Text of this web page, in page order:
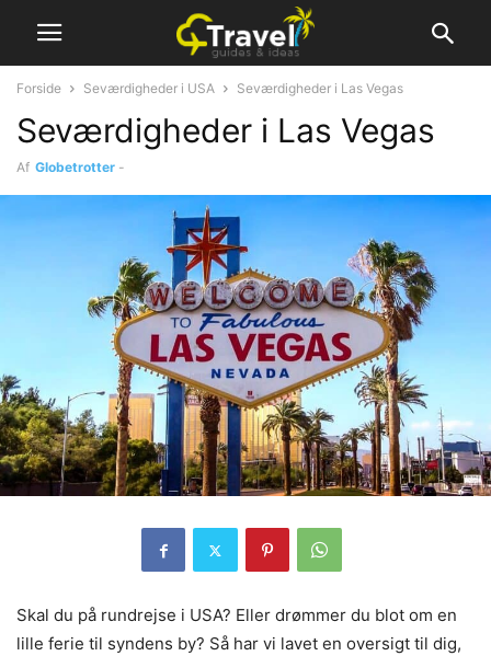
Forside Seværdigheder i USA Seværdigheder i Las Vegas
Seværdigheder i Las Vegas
Af Globetrotter -
Skal du på rundrejse i USA? Eller drømmer du blot om en
lille ferie til syndens by? Så har vi lavet en oversigt til dig,